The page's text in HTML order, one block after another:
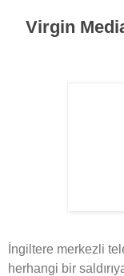
Virgin
İngiltere merkezli
herhangi bir